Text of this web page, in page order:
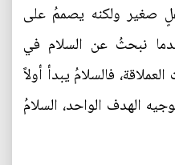
صغير ولكنه يصممُ على
نبحثُ عن السلام في
فالسلامُ يبدأ أولاً
الهدف الواحد، السلامُ